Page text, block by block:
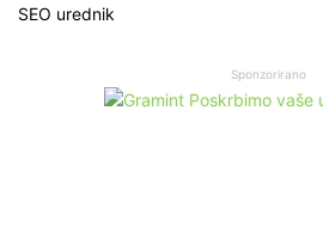
SEO urednik
Sponzorirano